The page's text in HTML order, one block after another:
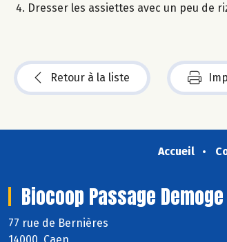
Dresser les assiettes avec un peu de
Retour à la liste
Accueil
Biocoop Passage Demoge
77 rue de Bernières
14000 Caen